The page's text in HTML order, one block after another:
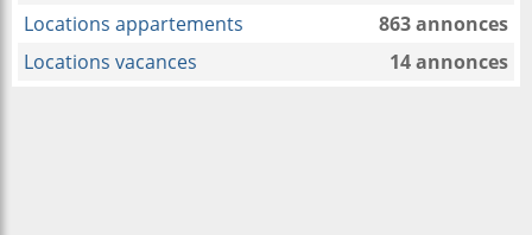
Locations appartements
863 annonces
Locations vacances
14 annonces